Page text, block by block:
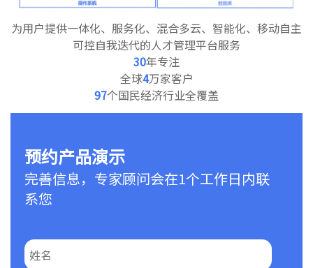
为用户提供一体化、服务化、混合多云、智能化、移动自主
可控自我迭代的人才管理平台服务
30年专注
全球4万家客户
97个国民经济行业全覆盖
预约产品演示
完善信息，专家顾问会在1个工作日内联
系您